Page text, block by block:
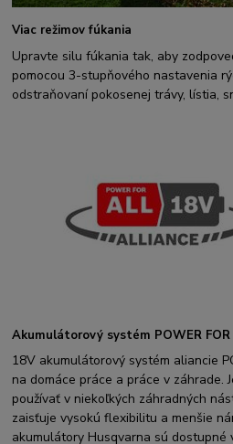
Viac režimov fúkania
Upravte silu fúkania tak, aby
pomocou 3-stupňového nastavenia
odstraňovaní pokosenej trávy, lístia,
Akumulátorový systém POWER FOR
18V akumulátorový systém aliancie
na domáce práce a práce v záhrade.
používať v niekoľkých záhradných
zaisťuje vysokú flexibilitu a menšie
akumulátory Husqvarna sú